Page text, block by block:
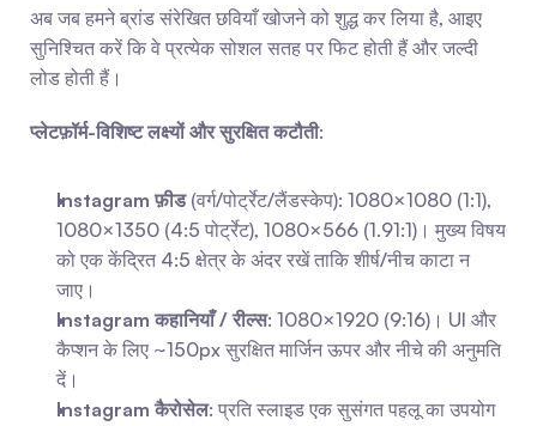
अब जब हमने ब्रांड संरेखित छवियाँ खोजने को शुद्ध कर लिया है, आइए
सुनिश्चित करें कि वे प्रत्येक सोशल सतह पर फिट होती हैं और जल्दी
लोड होती हैं।
प्लेटफ़ॉर्म-विशिष्ट लक्ष्यों और सुरक्षित कटौती:
Instagram फ़ीड (वर्ग/पोर्ट्रेट/लैंडस्केप): 1080×1080 (1:1),
1080×1350 (4:5 पोर्ट्रेट), 1080×566 (1.91:1)। मुख्य विषय
को एक केंद्रित 4:5 क्षेत्र के अंदर रखें ताकि शीर्ष/नीच काटा न
जाए।
Instagram कहानियाँ / रील्स: 1080×1920 (9:16)। UI और
कैप्शन के लिए ~150px सुरक्षित मार्जिन ऊपर और नीचे की अनुमति
दें।
Instagram कैरोसेल: प्रति स्लाइड एक सुसंगत पहलू का उपयोग